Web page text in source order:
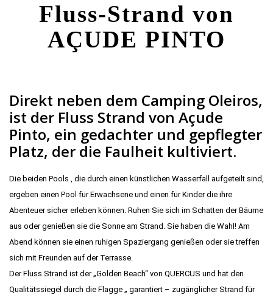
Fluss-Strand von
AÇUDE PINTO
Direkt neben dem Camping Oleiros,
ist der Fluss Strand von Açude
Pinto, ein gedachter und gepflegter
Platz, der die Faulheit kultiviert.
Die beiden Pools , die durch einen künstlichen Wasserfall aufgeteilt sind,
ergeben einen Pool für Erwachsene und einen für Kinder die ihre
Abenteuer sicher erleben können. Ruhen Sie sich im Schatten der Bäume
aus oder genießen sie die Sonne am Strand. Sie haben die Wahl! Am
Abend können sie einen ruhigen Spaziergang genießen oder sie treffen
sich mit Freunden auf der Terrasse.
Der Fluss Strand ist der „Golden Beach“ von QUERCUS und hat den
Qualitätssiegel durch die Flagge „ garantiert – zugänglicher Strand für